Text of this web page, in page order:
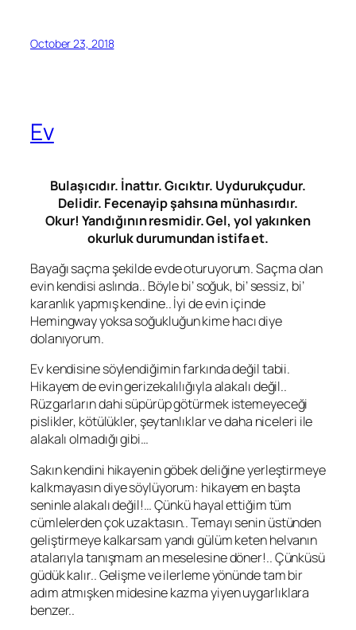
October 23, 2018
Ev
Bulaşıcıdır. İnattır. Gıcıktır. Uydurukçudur.
Delidir. Fecenayip şahsına münhasırdır.
Okur! Yandığının resmidir. Gel, yol yakınken
okurluk durumundan istifa et.
Bayağı saçma şekilde evde oturuyorum. Saçma olan
evin kendisi aslında.. Böyle bi’ soğuk, bi’ sessiz, bi’
karanlık yapmış kendine.. İyi de evin içinde
Hemingwayyoksa soğukluğun kime hacı diye
dolanıyorum.
Ev kendisine söylendiğimin farkında değil tabii.
Hikayem de evin gerizekalılığıyla alakalı değil..
Rüzgarların dahi süpürüp götürmek istemeyeceği
pislikler, kötülükler, şeytanlıklar ve daha niceleri ile
alakalı olmadığı gibi…
Sakın kendini hikayenin göbek deliğine yerleştirmeye
kalkmayasın diye söylüyorum: hikayem en başta
seninle alakalı değil!… Çünkü hayal ettiğim tüm
cümlelerden çok uzaktasın.. Temayı senin üstünden
geliştirmeye kalkarsam yandı gülüm keten helvanın
atalarıyla tanışmam an meselesine döner!.. Çünküsü
güdük kalır.. Gelişme ve ilerleme yönünde tam bir
adım atmışken midesine kazma yiyen uygarlıklara
benzer..